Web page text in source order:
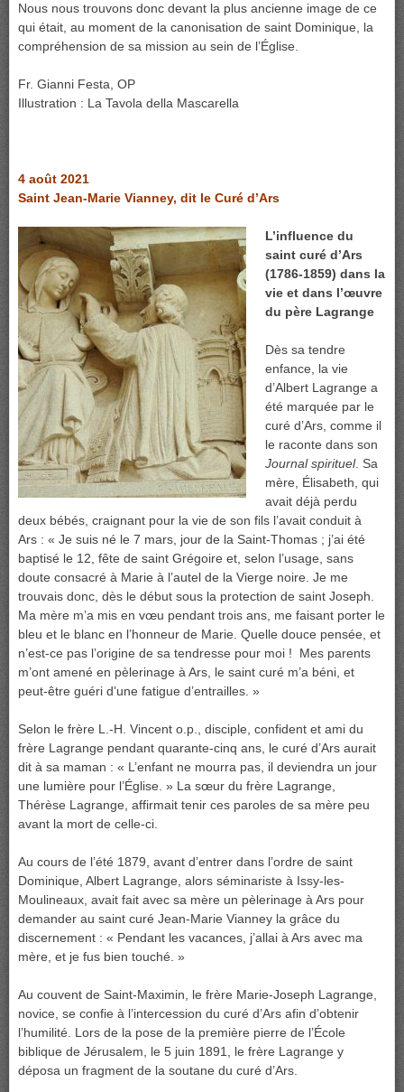
Nous nous trouvons donc devant la plus ancienne image de ce
qui était, au moment de la canonisation de saint Dominique, la
compréhension de sa mission au sein de l’Église.
Fr. Gianni Festa, OP
Illustration : La Tavola della Mascarella
4 août 2021
Saint Jean-Marie Vianney, dit le Curé d’Ars
L’influence du
saint curé d’Ars
(1786-1859) dans la
vie et dans l’œuvre
du père Lagrange
Dès sa tendre
enfance, la vie
d’Albert Lagrange a
été marquée par le
curé d’Ars, comme il
le raconte dans son
Journal spirituel. Sa
mère, Élisabeth, qui
avait déjà perdu
deux bébés, craignant pour la vie de son fils l’avait conduit à
Ars : « Je suis né le 7 mars, jour de la Saint-Thomas ; j’ai été
baptisé le 12, fête de saint Grégoire et, selon l’usage, sans
doute consacré à Marie à l’autel de la Vierge noire. Je me
trouvais donc, dès le début sous la protection de saint Joseph.
Ma mère m’a mis en vœu pendant trois ans, me faisant porter le
bleu et le blanc en l’honneur de Marie. Quelle douce pensée, et
n’est-ce pas l’origine de sa tendresse pour moi ! Mes parents
m’ont amené en pèlerinage à Ars, le saint curé m’a béni, et
peut-être guéri d’une fatigue d’entrailles. »
Selon le frère L.-H. Vincent o.p., disciple, confident et ami du
frère Lagrange pendant quarante-cinq ans, le curé d’Ars aurait
dit à sa maman : « L’enfant ne mourra pas, il deviendra un jour
une lumière pour l’Église. » La sœur du frère Lagrange,
Thérèse Lagrange, affirmait tenir ces paroles de sa mère peu
avant la mort de celle-ci.
Au cours de l’été 1879, avant d’entrer dans l’ordre de saint
Dominique, Albert Lagrange, alors séminariste à Issy-les-
Moulineaux, avait fait avec sa mère un pèlerinage à Ars pour
demander au saint curé Jean-Marie Vianney la grâce du
discernement : « Pendant les vacances, j’allai à Ars avec ma
mère, et je fus bien touché. »
Au couvent de Saint-Maximin, le frère Marie-Joseph Lagrange,
novice, se confie à l’intercession du curé d’Ars afin d’obtenir
l’humilité. Lors de la pose de la première pierre de l’École
biblique de Jérusalem, le 5 juin 1891, le frère Lagrange y
déposa un fragment de la soutane du curé d’Ars.